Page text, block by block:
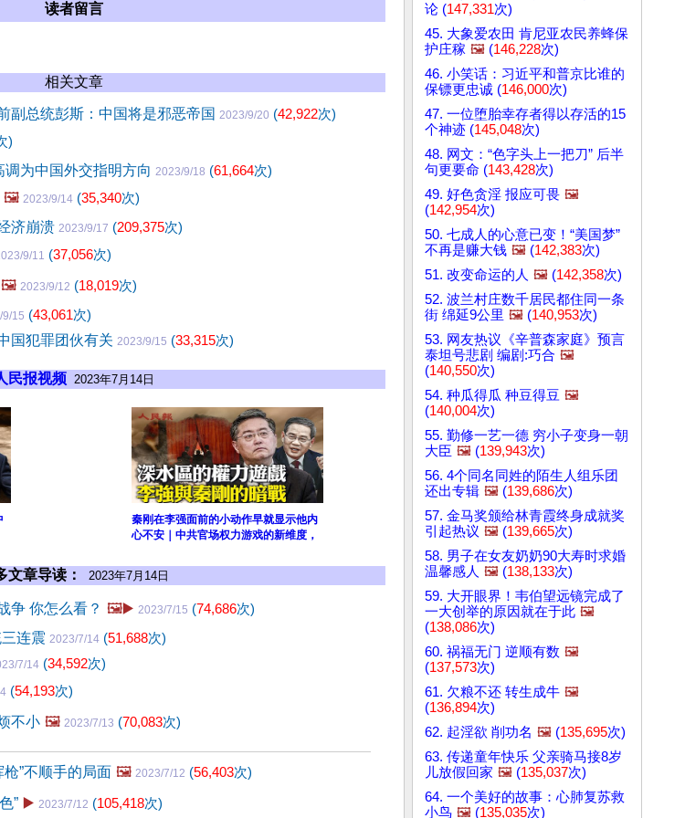
读者留言
相关文章
总统彭斯：中国将是邪恶帝国 2023/9/20 (42,922次)
)
调为中国外交指明方向 2023/9/18 (61,664次)
🖼️ 2023/9/14 (35,340次)
济崩溃 2023/9/17 (209,375次)
9/11 (37,056次)
🖼️ 2023/9/12 (18,019次)
15 (43,061次)
国犯罪团伙有关 2023/9/15 (33,315次)
民报视频 2023年7月14日
秦刚在李强面前的小动作早就显示他内
心不安｜中共官场权力游戏的新维度，
文章导读： 2023年7月14日
争 你怎么看？ 🖼️▶️ 2023/7/15 (74,686次)
连震 2023/7/14 (51,688次)
7/14 (34,592次)
(54,193次)
不小 🖼️ 2023/7/13 (70,083次)
”不顺手的局面 🖼️ 2023/7/12 (56,403次)
” ▶️ 2023/7/12 (105,418次)
论 (147,331次)
45. 大象爱农田 肯尼亚农民养蜂保
护庄稼 🖼️ (146,228次)
46. 小笑话：习近平和普京比谁的
保镖更忠诚 (146,000次)
47. 一位堕胎幸存者得以存活的15
个神迹 (145,048次)
48. 网文：“色字头上一把刀” 后半
句更要命 (143,428次)
49. 好色贪淫 报应可畏 🖼️
(142,954次)
50. 七成人的心意已变！“美国梦”
不再是赚大钱 🖼️ (142,383次)
51. 改变命运的人 🖼️ (142,358次)
52. 波兰村庄数千居民都住同一条
街 绵延9公里 🖼️ (140,953次)
53. 网友热议《辛普森家庭》预言
泰坦号悲剧 编剧:巧合 🖼️
(140,550次)
54. 种瓜得瓜 种豆得豆 🖼️
(140,004次)
55. 勤修一艺一德 穷小子变身一朝
大臣 🖼️ (139,943次)
56. 4个同名同姓的陌生人组乐团
还出专辑 🖼️ (139,686次)
57. 金马奖颁给林青霞终身成就奖
引起热议 🖼️ (139,665次)
58. 男子在女友奶奶90大寿时求婚
温馨感人 🖼️ (138,133次)
59. 大开眼界！韦伯望远镜完成了
一大创举的原因就在于此 🖼️
(138,086次)
60. 祸福无门 逆顺有数 🖼️
(137,573次)
61. 欠粮不还 转生成牛 🖼️
(136,894次)
62. 起淫欲 削功名 🖼️ (135,695次)
63. 传递童年快乐 父亲骑马接8岁
儿放假回家 🖼️ (135,037次)
64. 一个美好的故事：心肺复苏救
小鸟 🖼️ (135,035次)